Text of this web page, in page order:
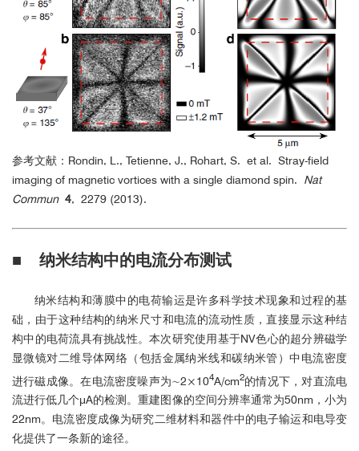
参考文献：Rondin, L., Tetienne, J., Rohart, S. et al. Stray-field
imaging of magnetic vortices with a single diamond spin. Nat
Commun 4, 2279 (2013).
■ 纳米结构中的电流分布测试
纳米结构和薄膜中的电荷输运是许多科学技术现象和过程的基
础，由于这种结构的纳米尺寸和电流的流动性质，直接显示这种结
构中的电荷流具有挑战性。本次研究使用基于NV色心的超分辨磁学
显微镜对二维导体网络（包括金属纳米线和碳纳米管）中电流密度
进行磁成像。在电流密度噪声为∼2×104A/cm2的情况下，对直流电
流进行低几个μA的检测。重建图像的空间分辨率通常为50nm，小为
22nm。电流密度成像为研究二维材料和器件中的电子输运和电导变
化提供了一条新的途径。